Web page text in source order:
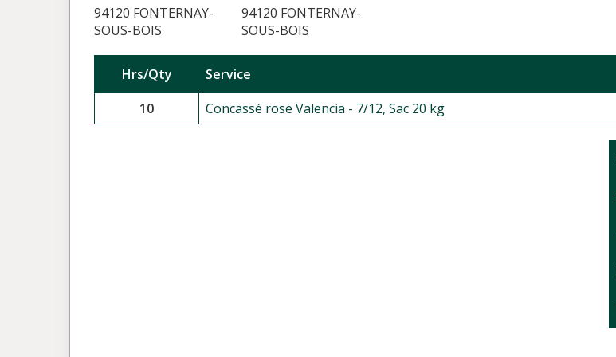
94120 FONTERNAY-
SOUS-BOIS
94120 FONTERNAY-
SOUS-BOIS
Hrs/Qty Service
10
Concassé rose Valencia - 7/12, Sac 20 kg